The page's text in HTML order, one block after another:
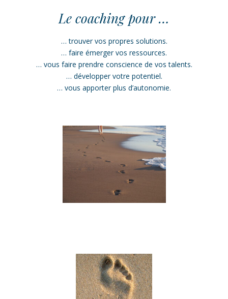
Le coaching pour …
… trouver vos propres solutions.
… faire émerger vos ressources.
… vous faire prendre conscience de vos talents.
… développer votre potentiel.
… vous apporter plus d’autonomie.